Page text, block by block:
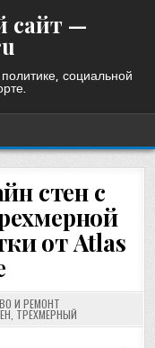
сайт —
социальной
стен с
от Atlas
И РЕМОНТ
ТРЕХМЕРНЫЙ